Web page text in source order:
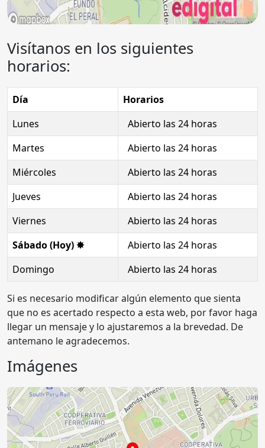
Visítanos en los siguientes
horarios:
Día
Horarios
Lunes
Abierto las 24 horas
Martes
Abierto las 24 horas
Miércoles
Abierto las 24 horas
Jueves
Abierto las 24 horas
Viernes
Abierto las 24 horas
Sábado (Hoy) ✸
Abierto las 24 horas
Domingo
Abierto las 24 horas
Si es necesario modificar algún elemento que sienta
que no es acertado respecto a esta web, por favor haga
llegar un mensaje y lo ajustaremos a la brevedad. De
antemano le agradecemos.
Imágenes